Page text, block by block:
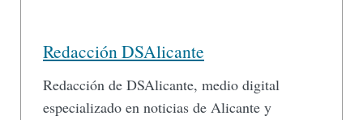
Redacción DSAlicante
Redacción de DSAlicante, medio digital
especializado en noticias de Alicante y